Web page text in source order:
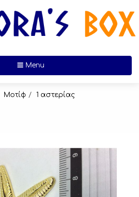
Menu
Μοτίφ 1 αστερίας